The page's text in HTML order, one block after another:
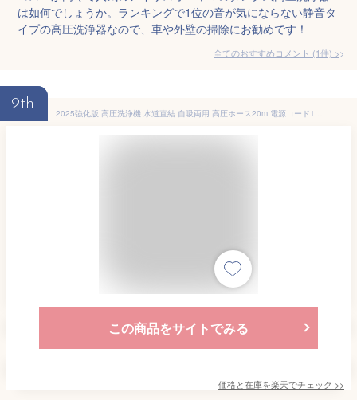
は如何でしょうか。ランキングで1位の音が気にならない静音タ
イプの高圧洗浄器なので、車や外壁の掃除にお勧めです！
全てのおすすめコメント (1件) >
9th
2025強化版 高圧洗浄機 水道直結 自吸両用 高圧ホース20m 電源コード1.5m 二重絶縁 業務用 1800W 17MPa IPX5防水 家庭用 洗車 清掃 強力噴射 家庭用 静音 コンパクト 50Hz/60Hz ウォッシュブラシセット 洗車機 洗車用品 ベランダ 外壁 コケ 除去 高圧洗浄 PSE認証済み
この商品をサイトでみる
価格と在庫を楽天でチェック >>